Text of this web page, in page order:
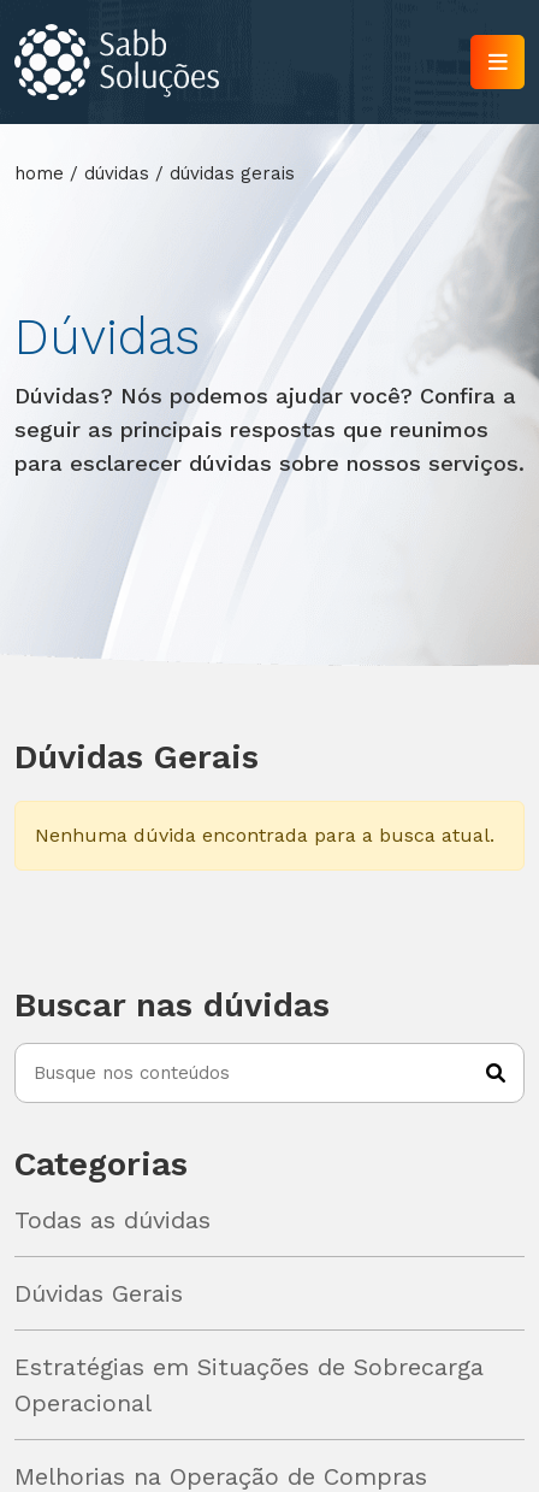
home / dúvidas / dúvidas gerais
Dúvidas
Dúvidas? Nós podemos ajudar você? Confira a
seguir as principais respostas que reunimos
para esclarecer dúvidas sobre nossos serviços.
Dúvidas Gerais
Nenhuma dúvida encontrada para a busca atual.
Buscar nas dúvidas
Categorias
Todas as dúvidas
Dúvidas Gerais
Estratégias em Situações de Sobrecarga
Operacional
Melhorias na Operação de Compras